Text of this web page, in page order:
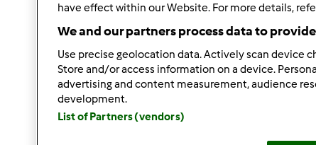
SALVE, UNA MIA AMICA HA COMPRATO IL
SEMBRA CHE IL BOCCALE CI STA PIU LARGO,
have effect within our Website. For more details,
We and our partners process data to
Use precise geolocation data. Actively scan device
Store and/or access information on a device.
advertising and content measurement, audience
development.
List of Partners (vendors)